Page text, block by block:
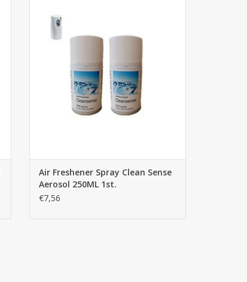
Air Freshener Spray Clean Sense
Aerosol 250ML 1st.
€7,56